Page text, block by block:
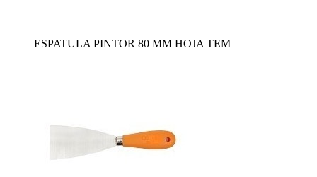
ESPATULA PINTOR 80 MM HOJA TEM